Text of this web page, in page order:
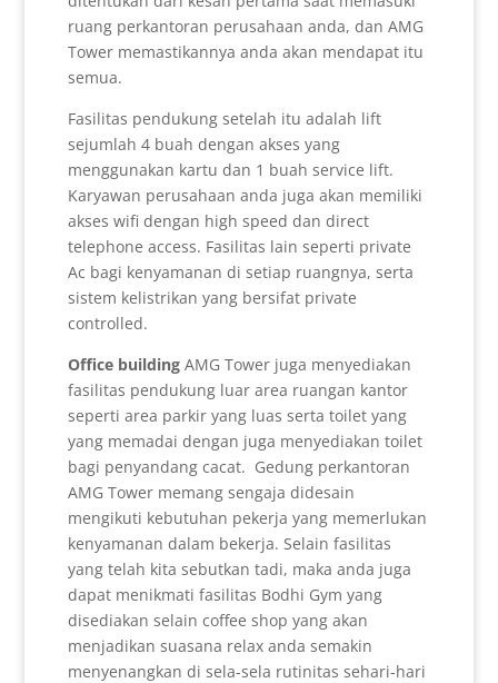
ruang perkantoran perusahaan anda, dan AMG
Tower memastikannya anda akan mendapat itu
semua.
Fasilitas pendukung setelah itu adalah lift
sejumlah 4 buah dengan akses yang
menggunakan kartu dan 1 buah service lift.
Karyawan perusahaan anda juga akan memiliki
akses wifi dengan high speed dan direct
telephone access. Fasilitas lain seperti private
Ac bagi kenyamanan di setiap ruangnya, serta
sistem kelistrikan yang bersifat private
controlled.
Office buildingAMG Tower juga menyediakan
fasilitas pendukung luar area ruangan kantor
seperti area parkir yang luas serta toilet yang
yang memadai dengan juga menyediakan toilet
bagi penyandang cacat. Gedung perkantoran
AMG Tower memang sengaja didesain
mengikuti kebutuhan pekerja yang memerlukan
kenyamanan dalam bekerja. Selain fasilitas
yang telah kita sebutkan tadi, maka anda juga
dapat menikmati fasilitas Bodhi Gym yang
disediakan selain coffee shop yang akan
menjadikan suasana relax anda semakin
menyenangkan di sela-sela rutinitas sehari-hari